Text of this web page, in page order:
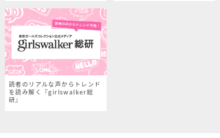
読者のリアルな声からトレンド
を読み解く『girlswalker総
研』